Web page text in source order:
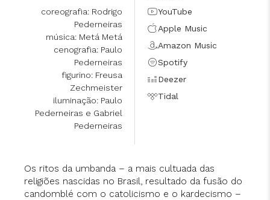
coreografia: Rodrigo
Pederneiras
música: Metá Metá
cenografia: Paulo
Pederneiras
figurino: Freusa
Zechmeister
iluminação: Paulo
Pederneiras e Gabriel
Pederneiras
YouTube
Apple Music
Amazon Music
Spotify
Deezer
Tidal
Os ritos da umbanda – a mais cultuada das
religiões nascidas no Brasil, resultado da fusão do
candomblé com o catolicismo e o kardecismo –